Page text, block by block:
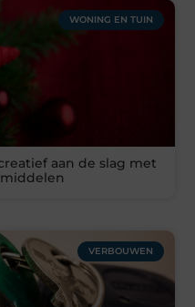
WONING EN TUIN
aan de slag met
VERBOUWEN